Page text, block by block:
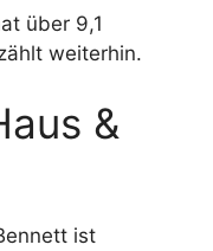
über 9,1
weiterhin.
&
ist